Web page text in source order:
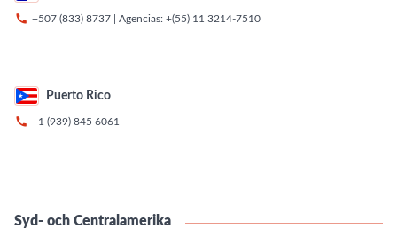
 +507 (833) 8737 | Agencias: +(55) 11 3214-7510
Puerto Rico
 +1 (939) 845 6061
Syd- och Centralamerika